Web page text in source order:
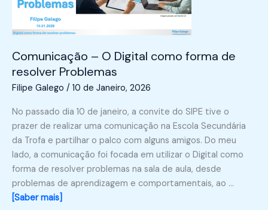
Comunicação – O Digital como forma de
resolver Problemas
Filipe Galego / 10 de Janeiro, 2026
No passado dia 10 de janeiro, a convite do SIPE tive o
prazer de realizar uma comunicação na Escola Secundária
da Trofa e partilhar o palco com alguns amigos. Do meu
lado, a comunicação foi focada em utilizar o Digital como
forma de resolver problemas na sala de aula, desde
problemas de aprendizagem e comportamentais, ao …
[Saber mais]